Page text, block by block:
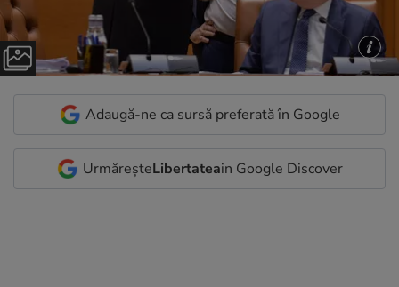
Adaugă-ne ca sursă preferată în Google
UrmăreșteLibertateain Google Discover